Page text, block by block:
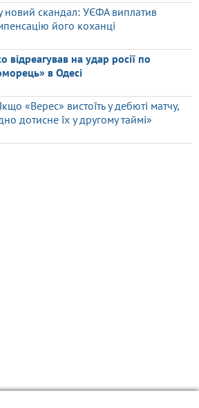
новий скандал: УЄФА виплатив
його коханці
відреагував на удар росії по
в Одесі
«Верес» вистоїть у дебюті матчу,
дотисне їх у другому таймі»